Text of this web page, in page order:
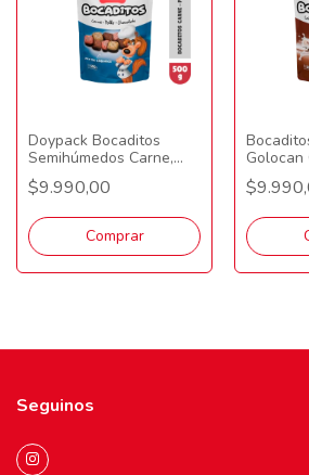
Doypack Bocaditos
Semihúmedos Carne,
Pollo y Chocolate 500gr
$9.990,00
Comprar
Golocan
Leche
Seguinos